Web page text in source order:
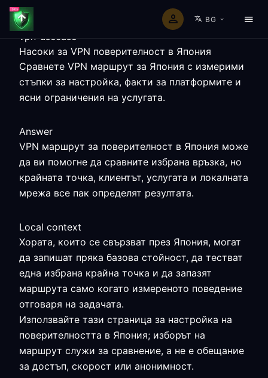
BG
vpn-usecase
Насоки за VPN поверителност в Япония
Сравнете VPN маршрут за Япония с измерими
стъпки за настройка, факти за платформите и
ясни ограничения на услугата.
Answer
VPN маршрут за поверителност в Япония може
да ви помогне да сравните избрана връзка, но
крайната точка, клиентът, услугата и локалната
мрежа все пак определят резултата.
Local context
Хората, които се свързват през Япония, могат
да запишат пряка базова стойност, да тестват
една избрана крайна точка и да запазят
маршрута само когато измереното поведение
отговаря на задачата.
Използвайте тази страница за настройка на
поверителността в Япония; изборът на
маршрут служи за сравнение, а не е обещание
за достъп, скорост или анонимност.